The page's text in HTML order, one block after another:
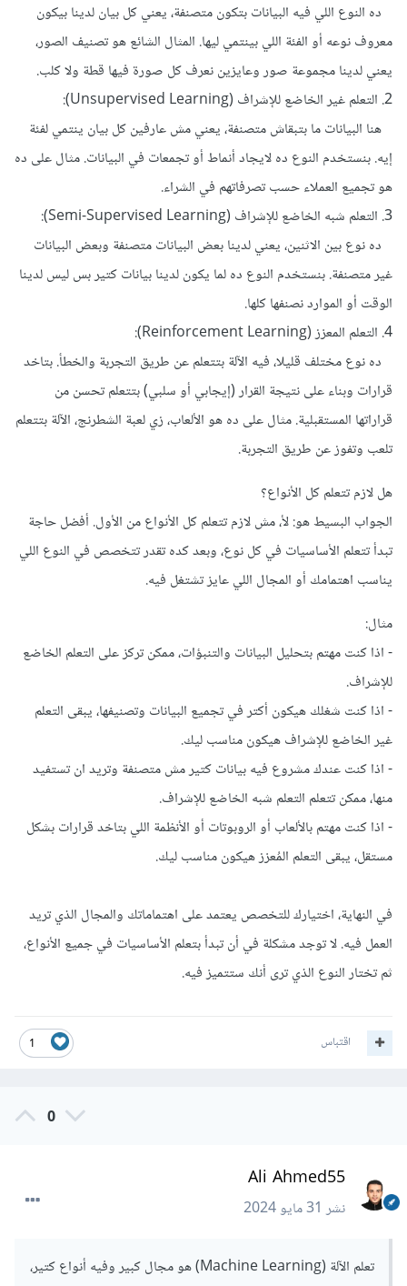
ده النوع اللي فيه البيانات بتكون متصنفة، يعني كل بيان لدينا بيكون
معروف نوعه أو الفئة اللي بينتمي ليها. المثال الشائع هو تصنيف الصور،
يعني لدينا مجموعة صور وعايزين نعرف كل صورة فيها قطة ولا كلب.
2. التعلم غير الخاضع للإشراف (Unsupervised Learning):
هنا البيانات ما بتبقاش متصنفة، يعني مش عارفين كل بيان ينتمي لفئة
إيه. بنستخدم النوع ده لايجاد أنماط أو تجمعات في البيانات. مثال على ده
هو تجميع العملاء حسب تصرفاتهم في الشراء.
3. التعلم شبه الخاضع للإشراف (Semi-Supervised Learning):
ده نوع بين الاثنين، يعني لدينا بعض البيانات متصنفة وبعض البيانات
غير متصنفة. بنستخدم النوع ده لما يكون لدينا بيانات كتير بس ليس لدينا
الوقت أو الموارد نصنفها كلها.
4. التعلم المعزز (Reinforcement Learning):
ده نوع مختلف قليلا، فيه الآلة بتتعلم عن طريق التجربة والخطأ. بتاخد
قرارات وبناء على نتيجة القرار (إيجابي أو سلبي) بتتعلم تحسن من
قراراتها المستقبلية. مثال على ده هو الألعاب، زي لعبة الشطرنج، الآلة بتتعلم
تلعب وتفوز عن طريق التجربة.
هل لازم تتعلم كل الأنواع؟
الجواب البسيط هو: لأ، مش لازم تتعلم كل الأنواع من الأول. أفضل حاجة
تبدأ تتعلم الأساسيات في كل نوع، وبعد كده تقدر تتخصص في النوع اللي
يناسب اهتمامك أو المجال اللي عايز تشتغل فيه.
مثال:
- اذا كنت مهتم بتحليل البيانات والتنبؤات، ممكن تركز على التعلم الخاضع
للإشراف.
- اذا كنت شغلك هيكون أكتر في تجميع البيانات وتصنيفها، يبقى التعلم
غير الخاضع للإشراف هيكون مناسب ليك.
- اذا كنت عندك مشروع فيه بيانات كتير مش متصنفة وتريد ان تستفيد
منها، ممكن تتعلم التعلم شبه الخاضع للإشراف.
- اذا كنت مهتم بالألعاب أو الروبوتات أو الأنظمة اللي بتاخد قرارات بشكل
مستقل، يبقى التعلم المُعزز هيكون مناسب ليك.
في النهاية، اختيارك للتخصص يعتمد على اهتماماتك والمجال الذي تريد
العمل فيه. لا توجد مشكلة في أن تبدأ بتعلم الأساسيات في جميع الأنواع،
ثم تختار النوع الذي ترى أنك ستتميز فيه.
1 اقتباس
0
Ali Ahmed55
نشر31 مايو 2024
تعلم الآلة (Machine Learning) هو مجال كبير وفيه أنواع كتير،